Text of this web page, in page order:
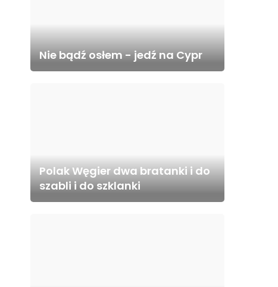
Nie bądź osłem - jedź na Cypr
Polak Węgier dwa bratanki i do
szabli i do szklanki